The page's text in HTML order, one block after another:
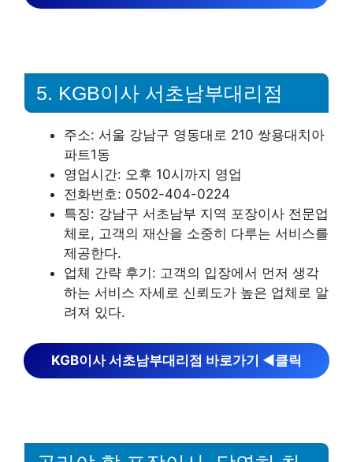
5. KGB이사 서초남부대리점
주소: 서울 강남구 영동대로 210 쌍용대치아
파트1동
영업시간: 오후 10시까지 영업
전화번호: 0502-404-0224
특징: 강남구 서초남부 지역 포장이사 전문업
체로, 고객의 재산을 소중히 다루는 서비스를
제공한다.
업체 간략 후기: 고객의 입장에서 먼저 생각
하는 서비스 자세로 신뢰도가 높은 업체로 알
려져 있다.
KGB이사 서초남부대리점 바로가기 ◀︎클릭